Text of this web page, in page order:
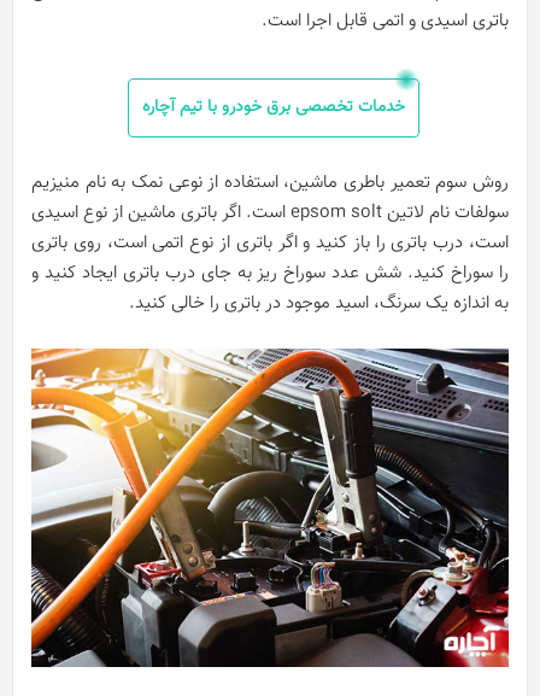
باتری اسیدی و اتمی قابل اجرا است.
خدمات تخصصی برق خودرو با تیم آچاره
روش سوم تعمیر باطری ماشین، استفاده از نوعی نمک به نام منیزیم
سولفات نام لاتین epsom solt است. اگر باتری ماشین از نوع اسیدی
است، درب باتری را باز کنید و اگر باتری از نوع اتمی است، روی باتری
را سوراخ کنید. شش عدد سوراخ ریز به جای درب باتری ایجاد کنید و
به اندازه یک سرنگ، اسید موجود در باتری را خالی کنید.